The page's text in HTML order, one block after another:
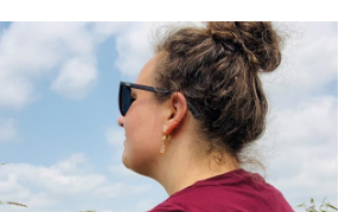
gibt es eine spezielle
Sie also den LAW
dem historischen Markt für
Stellen aus starten. Wenn
Markt oder bei Schloss